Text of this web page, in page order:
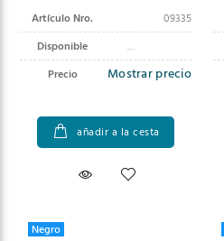
Artículo Nro.
09335
Disponible
Precio
Mostrar precio
añadir a la cesta
Negro